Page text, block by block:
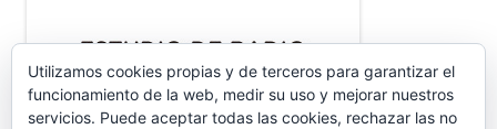
Utilizamos cookies propias y de terceros para garantizar el
funcionamiento de la web, medir su uso y mejorar nuestros
servicios. Puede aceptar todas las cookies, rechazar las no